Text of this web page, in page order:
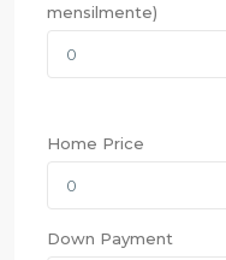
mensilmente)
Home Price
Down Payment